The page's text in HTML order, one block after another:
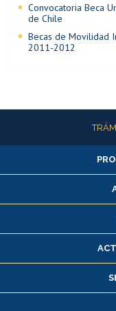
Convocatoria Beca
de Chile
Becas de Movilidad
2011-2012
Más
Pago